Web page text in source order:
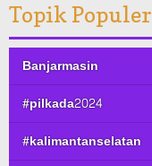
Topik Populer
Banjarmasin
#pilkada2024
#kalimantanselatan